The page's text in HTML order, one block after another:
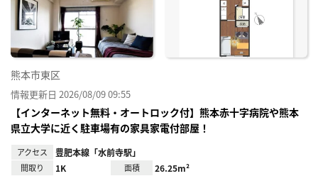
熊本市東区
情報更新日 2026/08/09 09:55
【インターネット無料・オートロック付】熊本赤十字病院や熊本
県立大学に近く駐車場有の家具家電付部屋！
アクセス 豊肥本線「水前寺駅」
間取り 1K 面積 26.25m²